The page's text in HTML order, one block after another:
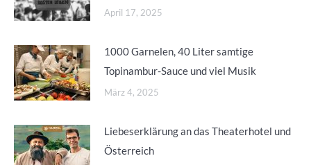
April 17, 2025
1000 Garnelen, 40 Liter samtige
Topinambur-Sauce und viel Musik
März 4, 2025
Liebeserklärung an das Theaterhotel und
Österreich